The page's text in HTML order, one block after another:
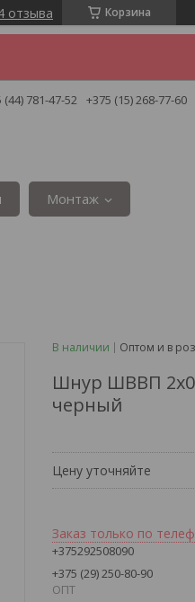
Корзина
отзыва
(44) 781-47-52 +375 (15) 268-77-60
Монтаж
В наличии Оптом и в
Шнур ШВВП
черный
Цену уточняйте
Заказ только по
+375292508090
+375 (29) 250-80-90
ОПТ